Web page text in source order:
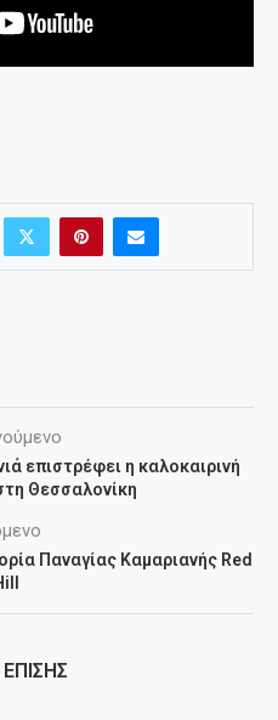
επιστρέφει η καλοκαιρινή
Θεσσαλονίκη
Παναγίας Καμαριανής Red